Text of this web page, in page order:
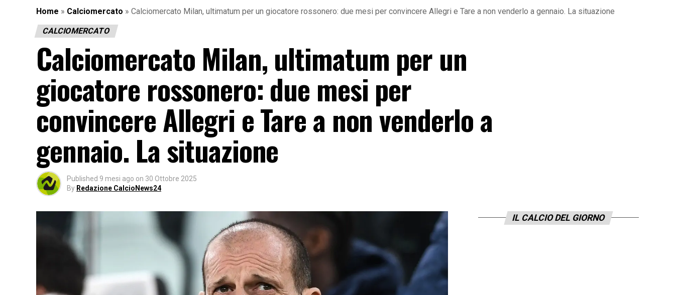
Home » Calciomercato » Calciomercato Milan, ultimatum per un giocatore rossonero: due mesi per convincere Allegri e Tare a non venderlo a gennaio. La situazione
CALCIOMERCATO
Calciomercato Milan, ultimatum per un
giocatore rossonero: due mesi per
convincere Allegri e Tare a non venderlo a
gennaio. La situazione
Published 9 mesi ago on 30 Ottobre 2025
By Redazione CalcioNews24
IL CALCIO DEL GIORNO